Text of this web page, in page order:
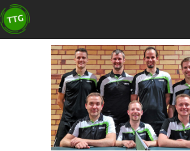
Zum
Inhalt
springen